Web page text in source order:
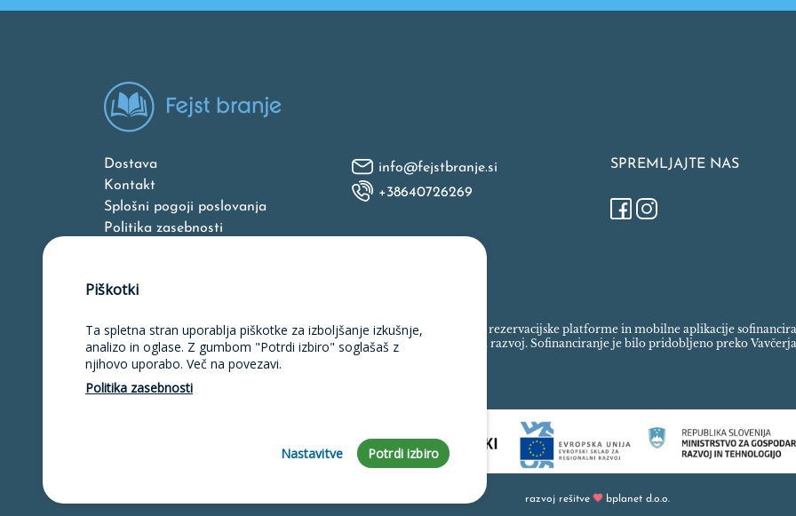
Dostava
Kontakt
Splošni pogoji poslovanja
Politika zasebnosti
info@fejstbranje.si
+38640726269
SPREMLJAJTE NAS
Naložbo v izdelavo spletne strani, spletne trgovine, rezervacijske platforme in mobilne aplikacije
unija iz Evropskega sklada za regionalni razvoj. Sofinanciranje je bilo pridobljeno preko
razvoj rešitve bplanet d.o.o.
Piškotki
Ta spletna stran uporablja piškotke za izboljšanje izkušnje,
analizo in oglase. Z gumbom "Potrdi izbiro" soglašaš z
njihovo uporabo. Več na povezavi.
Politika zasebnosti
Nastavitve Potrdi izbiro